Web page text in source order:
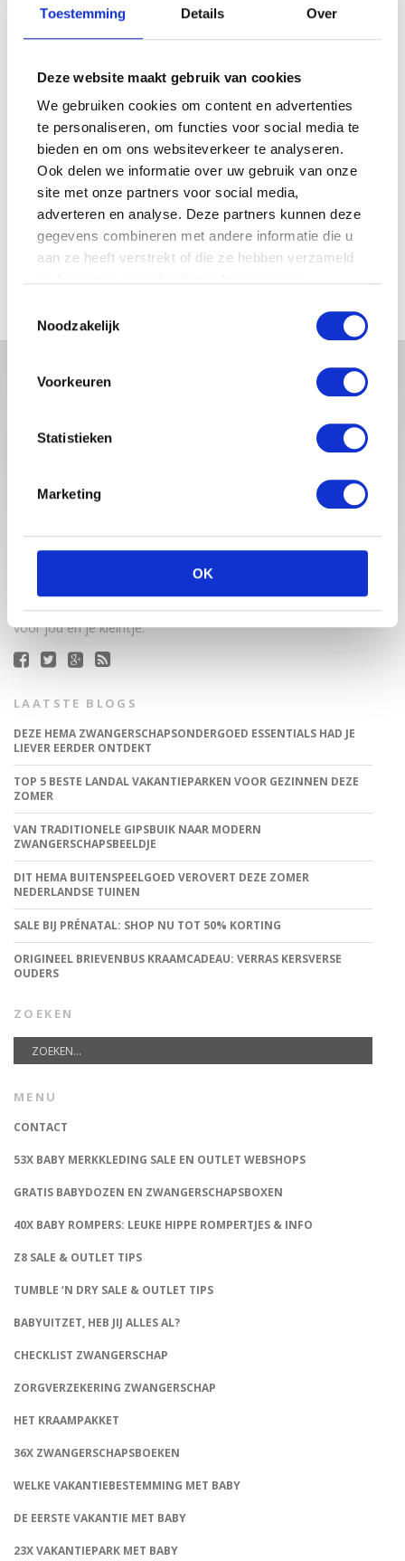
Toestemming Details Over
Deze website maakt gebruik van cookies
We gebruiken cookies om content en advertenties
te personaliseren, om functies voor social media te
bieden en om ons websiteverkeer te analyseren.
Ook delen we informatie over uw gebruik van onze
site met onze partners voor social media,
adverteren en analyse. Deze partners kunnen deze
gegevens combineren met andere informatie die u
aan ze heeft verstrekt of die ze hebben verzameld
Noodzakelijk
Voorkeuren
Statistieken
Marketing
OK
VAKANTIE & TWEE ZIEKE
KINDEREN
MAMA CARMEN VLOG:
SCHOLEN ZIJN WEER
BEGONNEN & TANDEN BLEKEN
Babystraatje.nl is een uniek platform voor aanstaande en
jonge moeders. Een online ontmoetingsplek vol
inspirerende blogs en handige artikelen op het gebied van
zwangerschap, moederschap, babyproducten, lifestyle en
fashion. Babystraatje.nl, het leukste online (winkel)straatje
voor jou en je kleintje.
LAATSTE BLOGS
DEZE HEMA ZWANGERSCHAPSONDERGOED ESSENTIALS HAD JE
LIEVER EERDER ONTDEKT
TOP 5 BESTE LANDAL VAKANTIEPARKEN VOOR GEZINNEN DEZE
ZOMER
VAN TRADITIONELE GIPSBUIK NAAR MODERN
ZWANGERSCHAPSBEELDJE
DIT HEMA BUITENSPEELGOED VEROVERT DEZE ZOMER
NEDERLANDSE TUINEN
SALE BIJ PRÉNATAL: SHOP NU TOT 50% KORTING
ORIGINEEL BRIEVENBUS KRAAMCADEAU: VERRAS KERSVERSE
OUDERS
ZOEKEN
MENU
CONTACT
53X BABY MERKKLEDING SALE EN OUTLET WEBSHOPS
GRATIS BABYDOZEN EN ZWANGERSCHAPSBOXEN
40X BABY ROMPERS: LEUKE HIPPE ROMPERTJES & INFO
Z8 SALE & OUTLET TIPS
TUMBLE ‘N DRY SALE & OUTLET TIPS
BABYUITZET, HEB JIJ ALLES AL?
CHECKLIST ZWANGERSCHAP
ZORGVERZEKERING ZWANGERSCHAP
HET KRAAMPAKKET
36X ZWANGERSCHAPSBOEKEN
WELKE VAKANTIEBESTEMMING MET BABY
DE EERSTE VAKANTIE MET BABY
23X VAKANTIEPARK MET BABY